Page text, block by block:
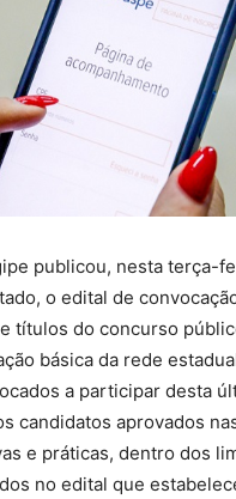
publicou, nesta terça-
o edital de
títulos do concurso
básica da rede
a participar desta
candidatos aprovados
e práticas, dentro dos
no edital que